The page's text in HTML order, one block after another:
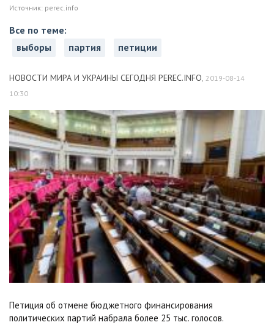
Источник: perec.info
Все по теме:
выборы
партия петиции
НОВОСТИ МИРА И УКРАИНЫ СЕГОДНЯ PEREC.INFO, 2019-08-14
10:30
Петиция об отмене бюджетного финансирования
политических партий набрала более 25 тыс. голосов.